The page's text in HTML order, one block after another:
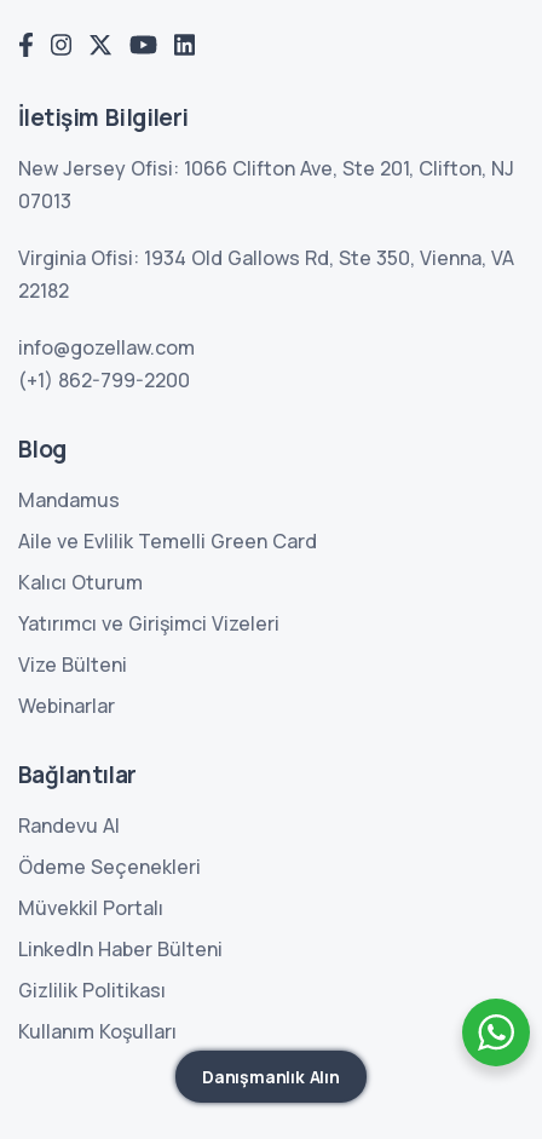
Danışmanlık Alın
İletişim Bilgileri
New Jersey Ofisi: 1066 Clifton Ave, Ste 201, Clifton, NJ
07013
Virginia Ofisi: 1934 Old Gallows Rd, Ste 350, Vienna, VA
22182
info@gozellaw.com
(+1) 862-799-2200
Blog
Mandamus
Aile ve Evlilik Temelli Green Card
Kalıcı Oturum
Yatırımcı ve Girişimci Vizeleri
Vize Bülteni
Webinarlar
Bağlantılar
Randevu Al
Ödeme Seçenekleri
Müvekkil Portalı
LinkedIn Haber Bülteni
Gizlilik Politikası
Kullanım Koşulları